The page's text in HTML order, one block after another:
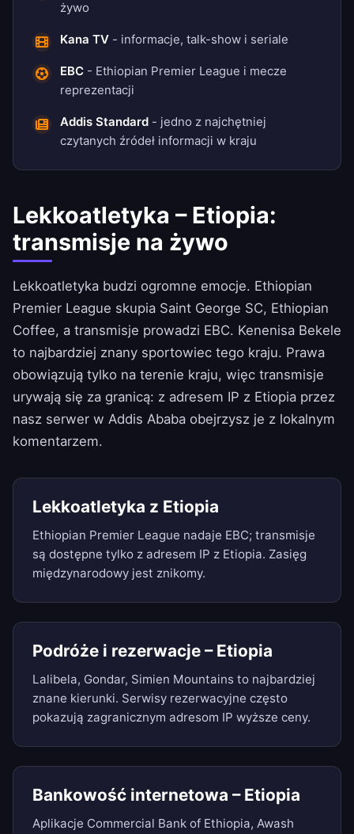
żywo
Kana TV - informacje, talk-show i seriale
EBC - Ethiopian Premier League i mecze
reprezentacji
Addis Standard - jedno z najchętniej
czytanych źródeł informacji w kraju
Lekkoatletyka – Etiopia:
transmisje na żywo
Lekkoatletyka budzi ogromne emocje. Ethiopian
Premier League skupia Saint George SC, Ethiopian
Coffee, a transmisje prowadzi EBC. Kenenisa Bekele
to najbardziej znany sportowiec tego kraju. Prawa
obowiązują tylko na terenie kraju, więc transmisje
urywają się za granicą: z adresem IP z Etiopia przez
nasz serwer w Addis Ababa obejrzysz je z lokalnym
komentarzem.
Lekkoatletyka z Etiopia
Ethiopian Premier League nadaje EBC; transmisje
są dostępne tylko z adresem IP z Etiopia. Zasięg
międzynarodowy jest znikomy.
Podróże i rezerwacje – Etiopia
Lalibela, Gondar, Simien Mountains to najbardziej
znane kierunki. Serwisy rezerwacyjne często
pokazują zagranicznym adresom IP wyższe ceny.
Bankowość internetowa – Etiopia
Aplikacje Commercial Bank of Ethiopia, Awash